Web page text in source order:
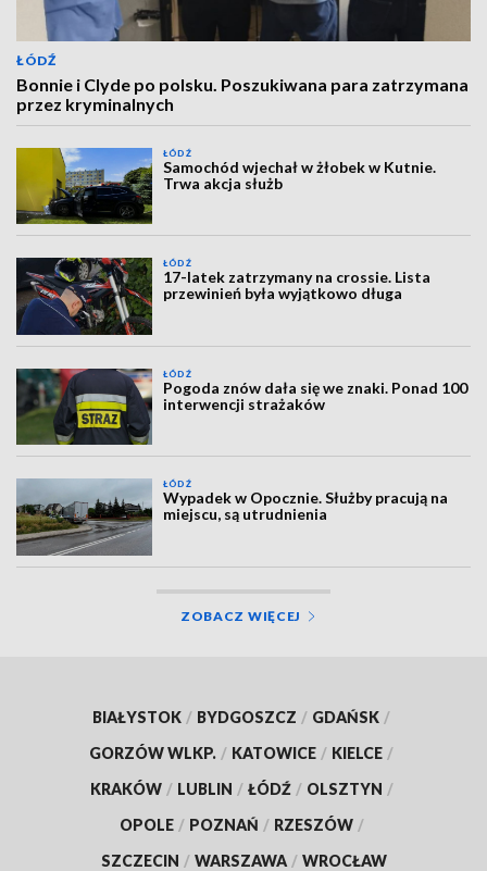
ŁÓDŹ
Bonnie i Clyde po polsku. Poszukiwana para zatrzymana
przez kryminalnych
ŁÓDŹ
Samochód wjechał w żłobek w Kutnie.
Trwa akcja służb
ŁÓDŹ
17-latek zatrzymany na crossie. Lista
przewinień była wyjątkowo długa
ŁÓDŹ
Pogoda znów dała się we znaki. Ponad 100
interwencji strażaków
ŁÓDŹ
Wypadek w Opocznie. Służby pracują na
miejscu, są utrudnienia
ZOBACZ WIĘCEJ
BIAŁYSTOK / BYDGOSZCZ / GDAŃSK /
GORZÓW WLKP. / KATOWICE / KIELCE /
KRAKÓW / LUBLIN / ŁÓDŹ / OLSZTYN /
OPOLE / POZNAŃ / RZESZÓW /
SZCZECIN / WARSZAWA / WROCŁAW